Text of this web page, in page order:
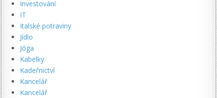
Investování
IT
Italské potraviny
Jídlo
Jóga
Kabelky
Kadeřnictví
Kancelář
Kancelář